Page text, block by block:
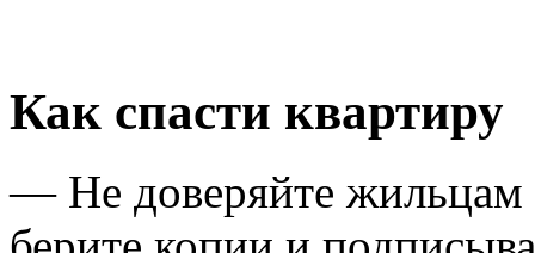
Как спасти квартиру
— Не доверяйте жильцам